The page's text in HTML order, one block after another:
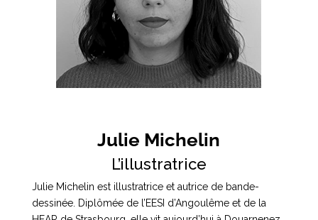
Julie Michelin
L’illustratrice
Julie Michelin est illustratrice et autrice de bande-
dessinée. Diplômée de l’EESI d’Angoulême et de la